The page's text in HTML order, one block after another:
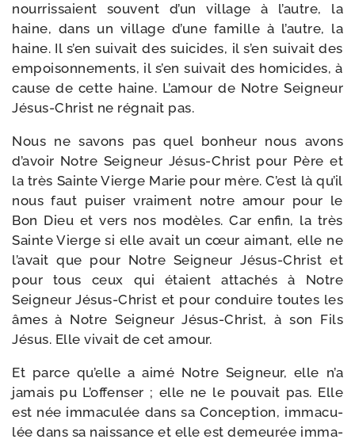
nour­ris­saient sou­vent d’un vil­lage à l’autre, la
haine, dans un vil­lage d’une famille à l’autre, la
haine. Il s’en sui­vait des sui­cides, il s’en sui­vait des
empoi­son­ne­ments, il s’en sui­vait des homi­cides, à
cause de cette haine. L’amour de Notre Seigneur
Jésus-​Christ ne régnait pas.
Nous ne savons pas quel bon­heur nous avons
d’avoir Notre Seigneur Jésus-​Christ pour Père et
la très Sainte Vierge Marie pour mère. C’est là qu’il
nous faut pui­ser vrai­ment notre amour pour le
Bon Dieu et vers nos modèles. Car enfin, la très
Sainte Vierge si elle avait un cœur aimant, elle ne
l’avait que pour Notre Seigneur Jésus-​Christ et
pour tous ceux qui étaient atta­chés à Notre
Seigneur Jésus-​Christ et pour conduire toutes les
âmes à Notre Seigneur Jésus-​Christ, à son Fils
Jésus. Elle vivait de cet amour.
Et parce qu’elle a aimé Notre Seigneur, elle n’a
jamais pu L’offenser ; elle ne le pou­vait pas. Elle
est née imma­cu­lée dans sa Conception, imma­cu­
lée dans sa nais­sance et elle est demeu­rée imma­